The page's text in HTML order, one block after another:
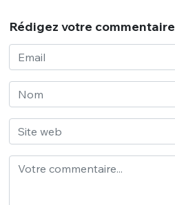
Rédigez votre commentaire